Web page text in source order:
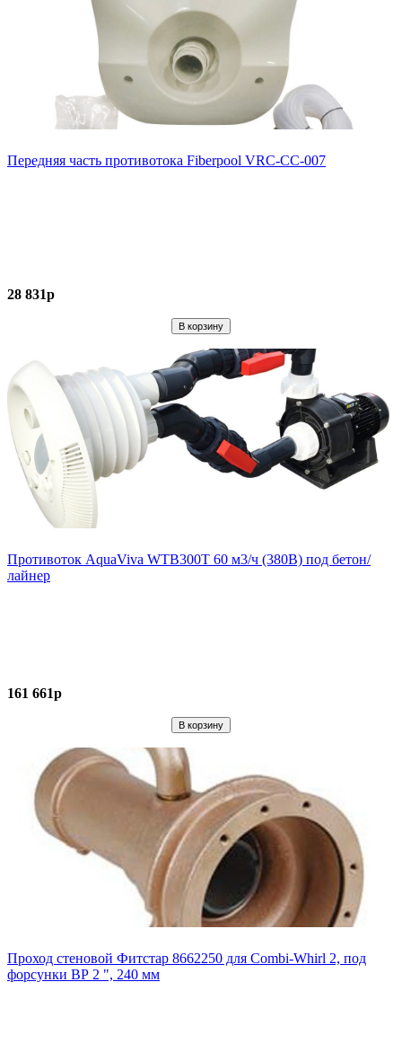
Передняя часть противотока Fiberpool VRC-CC-007
28 831р
Противоток AquaViva WTB300T 60 м3/ч (380В) под бетон/
лайнер
161 661р
Проход стеновой Фитстар 8662250 для Combi-Whirl 2, под
форсунки ВР 2 ", 240 мм